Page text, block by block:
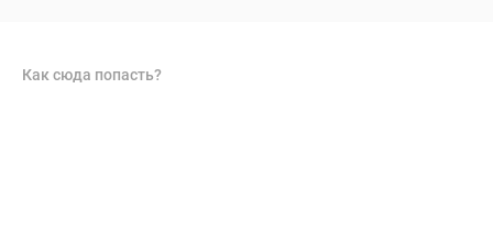
Как сюда попасть?